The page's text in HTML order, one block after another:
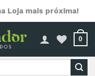
Loja mais próxima!
0